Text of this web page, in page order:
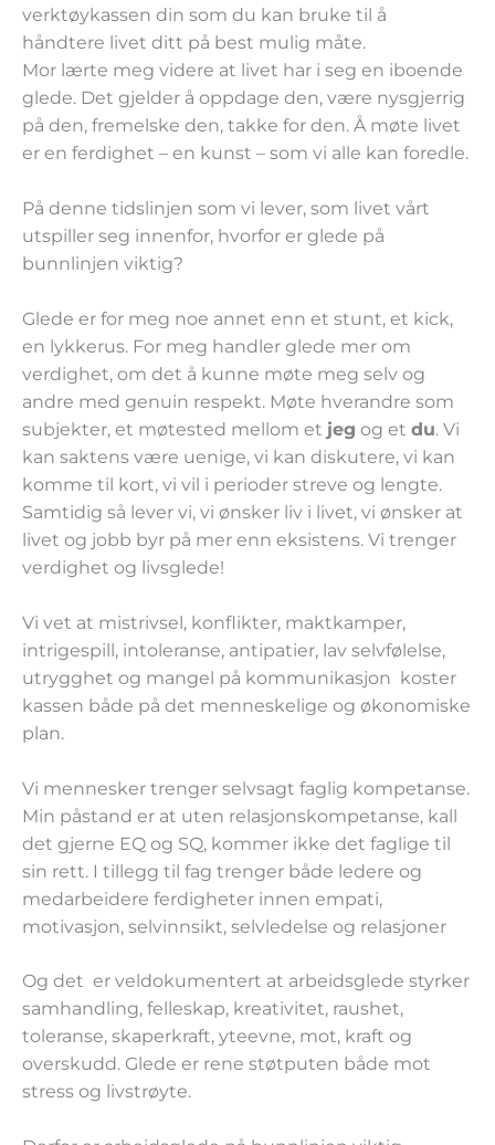
verktøykassen din som du kan bruke til å
håndtere livet ditt på best mulig måte.
Mor lærte meg videre at livet har i seg en iboende
glede. Det gjelder å oppdage den, være nysgjerrig
på den, fremelske den, takke for den. Å møte livet
er en ferdighet – en kunst – som vi alle kan foredle.
På denne tidslinjen som vi lever, som livet vårt
utspiller seg innenfor, hvorfor er glede på
bunnlinjen viktig?
Glede er for meg noe annet enn et stunt, et kick,
en lykkerus. For meg handler glede mer om
verdighet, om det å kunne møte meg selv og
andre med genuin respekt. Møte hverandre som
subjekter, et møtested mellom et jeg og et du. Vi
kan saktens være uenige, vi kan diskutere, vi kan
komme til kort, vi vil i perioder streve og lengte.
Samtidig så lever vi, vi ønsker liv i livet, vi ønsker at
livet og jobb byr på mer enn eksistens. Vi trenger
verdighet og livsglede!
Vi vet at mistrivsel, konflikter, maktkamper,
intrigespill, intoleranse, antipatier, lav selvfølelse,
utrygghet og mangel på kommunikasjon koster
kassen både på det menneskelige og økonomiske
plan.
Vi mennesker trenger selvsagt faglig kompetanse.
Min påstand er at uten relasjonskompetanse, kall
det gjerne EQ og SQ, kommer ikke det faglige til
sin rett. I tillegg til fag trenger både ledere og
medarbeidere ferdigheter innen empati,
motivasjon, selvinnsikt, selvledelse og relasjoner
Og det er veldokumentert at arbeidsglede styrker
samhandling, felleskap, kreativitet, raushet,
toleranse, skaperkraft, yteevne, mot, kraft og
overskudd. Glede er rene støtputen både mot
stress og livstrøyte.